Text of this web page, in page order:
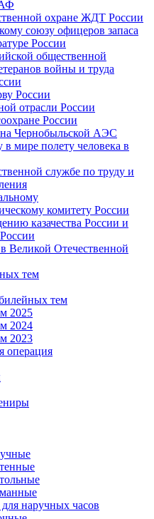
охране ЖДТ России
союзу офицеров запаса
России
общественной
войны и труда
России
отрасли России
России
Чернобыльской АЭС
мире полету человека в
службе по труду и
комитету России
казачества России и
Великой Отечественной
тем
тем
2025
2024
2023
операция
наручных часов